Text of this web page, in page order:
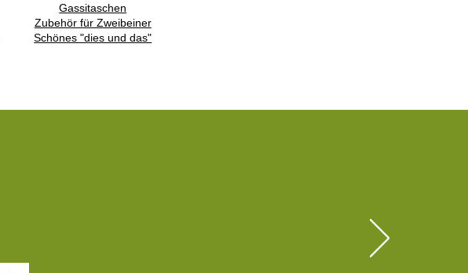
Gassitaschen
Zubehör für Zweibeiner
Schönes "dies und das"